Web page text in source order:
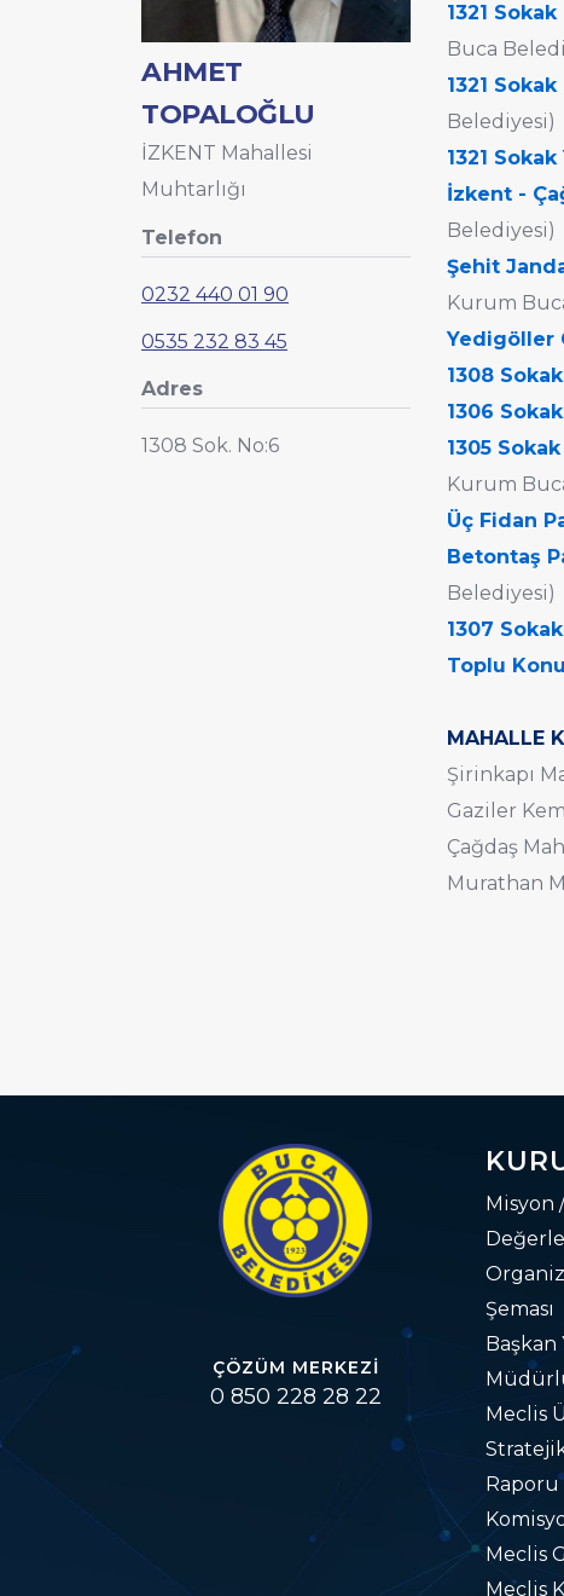
AHMET
TOPALOĞLU
İZKENT Mahallesi
Muhtarlığı
Telefon
0232 440 01 90
0535 232 83 45
Adres
1308 Sok. No:6
1321
Buca
1321 Sokak
Belediyesi)
1321
İzkent -
Belediyesi)
Şehit
Kurum
Yedigöller
1308 Sokak
1306 Sokak
1305
Kurum
Üç Fidan
Betontaş
Belediyesi)
1307 Sokak
Toplu
MAHALLE
Şirinkapı
Gaziler
Çağdaş
Murathan
ÇÖZÜM MERKEZI
0 850 228 28 22
Misyon
Şeması
Başkan
Meclis
Raporu
Meclis
Meclis